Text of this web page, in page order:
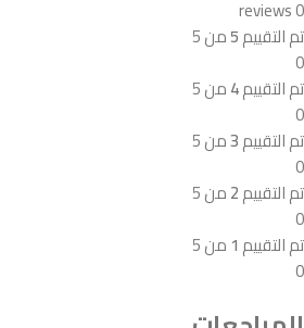
0 reviews
تم التقييم5من 5
0
تم التقييم4من 5
0
تم التقييم3من 5
0
تم التقييم2من 5
0
تم التقييم 1 من 5
0